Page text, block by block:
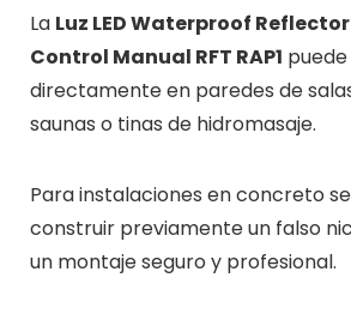
La Luz LED Waterproof Reflector
Control Manual RFT RAP1
directamente en paredes de
saunas o tinas de hidromasaje.
Para instalaciones en concreto
construir previamente un falso
un montaje seguro y profesional.